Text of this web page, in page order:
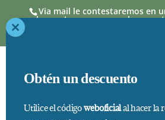
Via mail le contestaremos en
horas. Las reservas se hacen a
Close
Obtén un descuento
Utilice el códigoweboficialal hacer la